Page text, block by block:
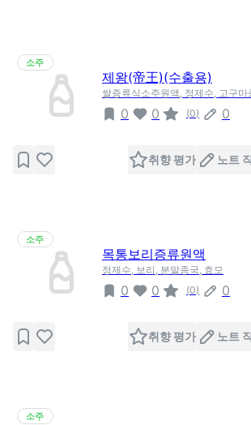
소주
제왕(帝王)(수출용)
쌀증류식소주원액, 정제수, 고구마
0 0 (0) 0
취향 평가 노트
소주
목통보리증류원액
정제수, 보리, 분말종국, 효모
0 0 (0) 0
취향 평가 노트
소주